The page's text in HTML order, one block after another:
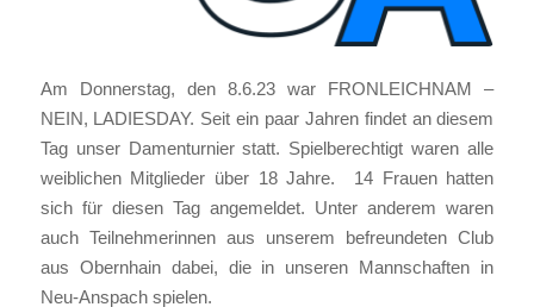
Am Don­ners­tag, den 8.6.23 war FRONLEICHNAM –
NEIN, LADIESDAY. Seit ein paar Jah­ren fin­det an die­sem
Tag unser Damen­tur­nier statt. Spiel­be­rech­tigt waren alle
weib­li­chen Mit­glie­der über 18 Jah­re. 14 Frau­en hat­ten
sich für die­sen Tag ange­mel­det. Unter ande­rem waren
auch Teil­neh­me­rin­nen aus unse­rem befreun­de­ten Club
aus Obern­hain dabei, die in unse­ren Mann­schaf­ten in
Neu-Anspach spie­len.